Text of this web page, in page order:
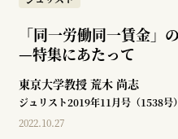
「同一労働同一賃金」
—特集にあたって
東京大学教授 荒木 尚志
ジュリスト2019年11月号（1538号
2022.10.27